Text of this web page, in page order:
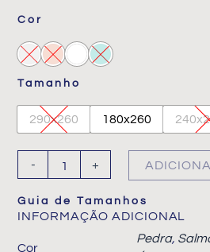
Cor
Tamanho
290x260 180x260
-
Quantidade
Colcha
Sweet
Rice
+
Guia de Tamanhos
INFORMAÇÃO ADICIONAL
Cor
Pedra,